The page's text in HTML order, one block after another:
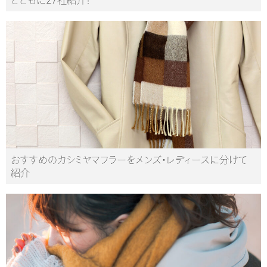
おすすめのカシミヤマフラーをメンズ・レディースに分けて
紹介